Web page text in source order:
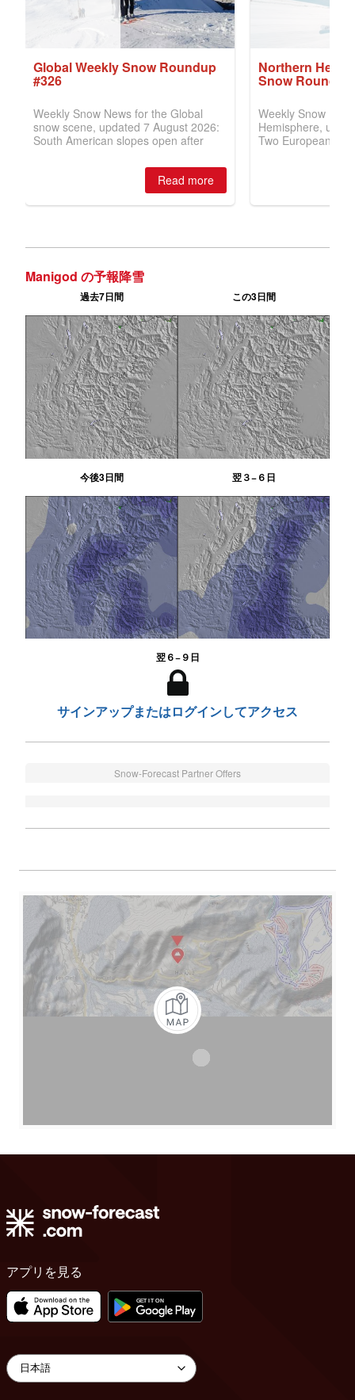
Manigod の予報降雪
過去7日間 この3日間
今後3日間 翌３−６日
翌６−９日
サインアップまたはログインしてアクセス
Snow-Forecast Partner Offers
アプリを見る